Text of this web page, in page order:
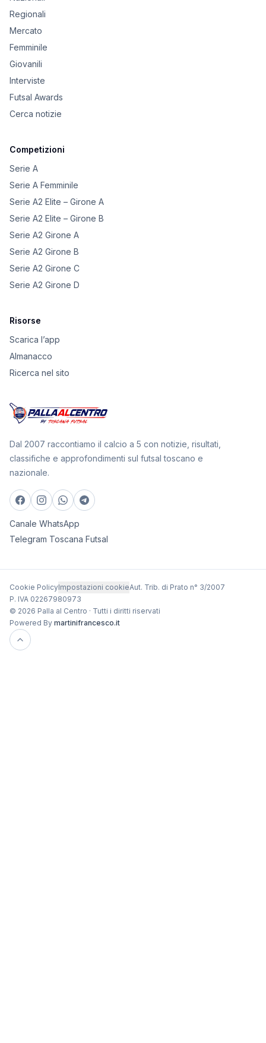
Regionali
Mercato
Femminile
Giovanili
Interviste
Futsal Awards
Cerca notizie
Competizioni
Serie A
Serie A Femminile
Serie A2 Elite – Girone A
Serie A2 Elite – Girone B
Serie A2 Girone A
Serie A2 Girone B
Serie A2 Girone C
Serie A2 Girone D
Risorse
Scarica l’app
Almanacco
Ricerca nel sito
Dal 2007 raccontiamo il calcio a 5 con notizie, risultati,
classifiche e approfondimenti sul futsal toscano e
nazionale.
Canale WhatsApp
Telegram Toscana Futsal
Cookie PolicyImpostazioni cookieAut. Trib. di Prato n° 3/2007
P. IVA 02267980973
© 2026 Palla al Centro · Tutti i diritti riservati
Powered By martinifrancesco.it